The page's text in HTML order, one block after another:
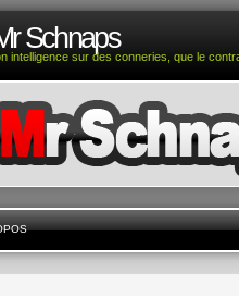
Schnaps
intelligence sur des conneries, que le